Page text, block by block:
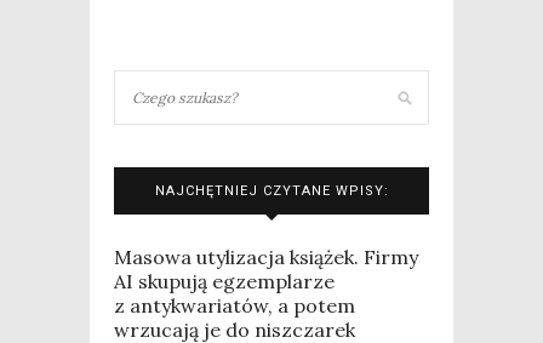
NAJCHĘTNIEJ CZYTANE WPISY:
Masowa utylizacja książek. Firmy
AI skupują egzemplarze
z antykwariatów, a potem
wrzucają je do niszczarek